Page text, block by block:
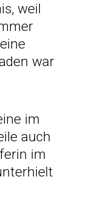
weil
war
im
auch
im